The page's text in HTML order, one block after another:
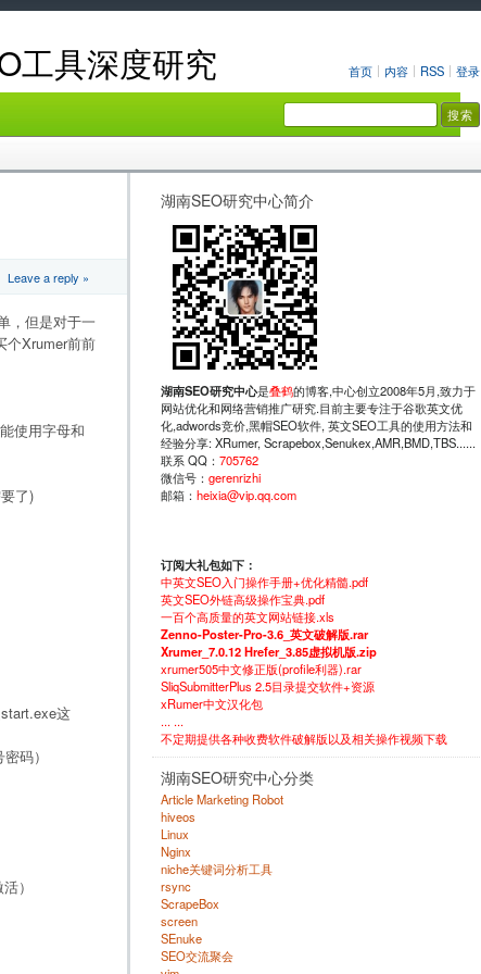
首页 内容 RSS 登录
工具深度研究
Leave a reply »
，但是对于一
个Xrumer前前
使用字母和
了)
这
码）
）
湖南SEO研究中心简介
湖南SEO研究中心是叠鹤的博客,中心创立2008年5月,致力于
网站优化和网络营销推广研究.目前主要专注于谷歌英文优
化,adwords竞价,黑帽SEO软件, 英文SEO工具的使用方法和
经验分享: XRumer, Scrapebox,Senukex,AMR,BMD,TBS......
联系 QQ： 705762
微信号： gerenrizhi
邮箱： heixia@vip.qq.com
订阅大礼包如下：
中英文SEO入门操作手册+优化精髓.pdf
英文SEO外链高级操作宝典.pdf
一百个高质量的英文网站链接.xls
Zenno-Poster-Pro-3.6_英文破解版.rar
Xrumer_7.0.12 Hrefer_3.85虚拟机版.zip
xrumer505中文修正版(profile利器).rar
SliqSubmitterPlus 2.5目录提交软件+资源
xRumer中文汉化包
... ...
不定期提供各种收费软件破解版以及相关操作视频下载
湖南SEO研究中心分类
Article Marketing Robot
hiveos
Linux
Nginx
niche关键词分析工具
rsync
ScrapeBox
screen
SEnuke
SEO交流聚会